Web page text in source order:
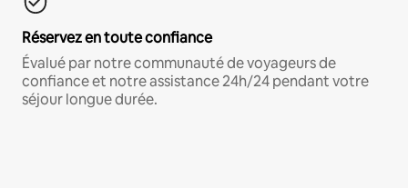
Réservez en toute confiance
Évalué par notre communauté de voyageurs de
confiance et notre assistance 24h/24 pendant votre
séjour longue durée.